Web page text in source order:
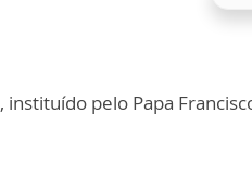
instituído pelo Papa